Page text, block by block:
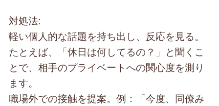
対処法:
軽い個人的な話題を持ち出し、反応を見る。
たとえば、「休日は何してるの？」と聞くこ
とで、相手のプライベートへの関心度を測り
ます。
職場外での接触を提案。例：「今度、同僚み